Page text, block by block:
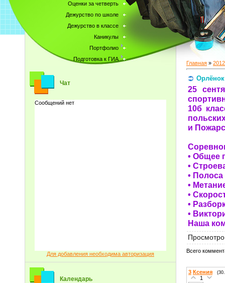
Оценки за четверть
Дежурство по школе
Дежурство в классе
Каникулы
Портфолио
Подготовка к ГИА
Чат
Для добавления необходима авторизация
Календарь
Главная » 2012
Орлёнок
25
10б
и
• Общее
•
•
•
•
•
•
Наша
Всего
3 Ксения
1